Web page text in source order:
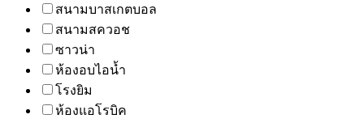
สนามบาสเกตบอล
สนามสควอช
ซาวน่า
ห้องอบไอน้ำ
โรงยิม
ห้องแอโรบิค